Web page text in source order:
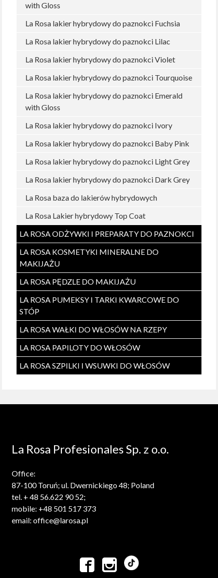
with Gloss
La Rosa lakier hybrydowy do paznokci Fuchsia
La Rosa lakier hybrydowy do paznokci Lilac
La Rosa lakier hybrydowy do paznokci Violet
La Rosa lakier hybrydowy do paznokci Tourquoise
La Rosa lakier hybrydowy do paznokci Emerald
with Gloss
La Rosa lakier hybrydowy do paznokci Ivory
La Rosa lakier hybrydowy do paznokci Baby Pink
La Rosa lakier hybrydowy do paznokci Light Grey
La Rosa lakier hybrydowy do paznokci Dark Grey
La Rosa baza do lakierów hybrydowych
La Rosa Lakier hybrydowy Top Coat
LA ROSA ODŻYWKI I PREPARATY DO PAZNOKCI
LA ROSA KOSMETYKI MINERALNE DO
MAKIJAŻU
LA ROSA PĘDZLE DO MAKIJAŻU
LA ROSA PUMEKSY I TARKI KWARCOWE DO
STÓP
LA ROSA WAŁKI DO WŁOSÓW NA RZEPY
LA ROSA PAPILOTY DO WŁOSÓW
LA ROSA SZPILKI I WSUWKI DO WŁOSÓW
La Rosa Profesionales Sp. z o.o.
Office:
87-100 Toruń; ul. Dwernickiego 48; Poland
tel. + 48 56.622 90 52;
mobile: +48 501 517 373
email: office@larosa.pl
 